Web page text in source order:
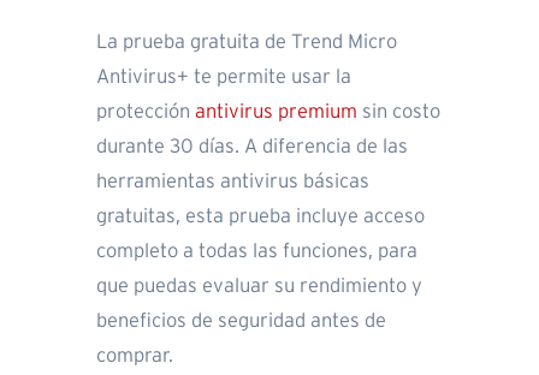
La prueba gratuita de Trend Micro
Antivirus+ te permite usar la
protección antivirus premium sin costo
durante 30 días. A diferencia de las
herramientas antivirus básicas
gratuitas, esta prueba incluye acceso
completo a todas las funciones, para
que puedas evaluar su rendimiento y
beneficios de seguridad antes de
comprar.